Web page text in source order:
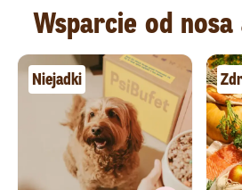
Wsparcie od
Niejadki